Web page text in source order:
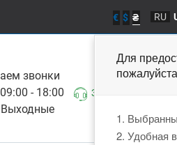
€ $ ₴ RU
Для
1.
2. Удобная
звонки
- 18:00
Выходные
Заказать звонок